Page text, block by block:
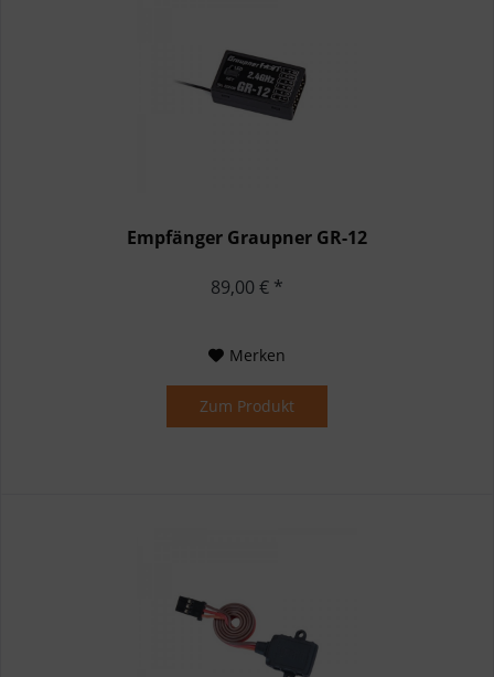
Empfänger Graupner GR-12
89,00 € *
Merken
Zum Produkt